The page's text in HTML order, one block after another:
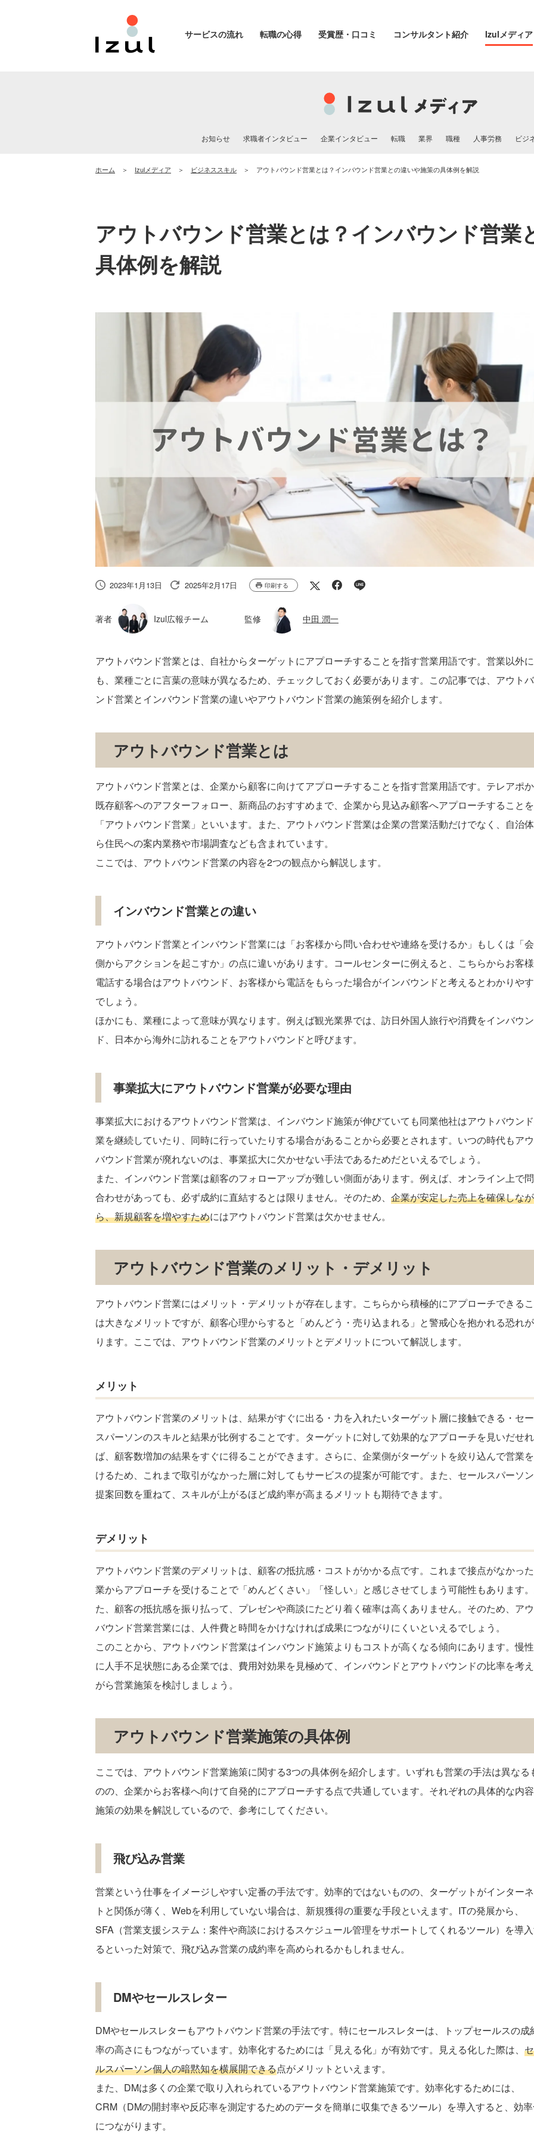
サービスの流れ 転職の心得 受賞歴・口コミ コンサルタント紹介 Izulメディア
お知らせ 求職者インタビュー 企業インタビュー 転職 業界 職種 人事労務 ビジ
ホーム Izulメディア ビジネススキル アウトバウンド営業とは？インバウンド営業との違いや施策の具体例を解説
アウトバウンド営業とは？インバウンド営業
具体例を解説
2023年1月13日 2025年2月17日 印刷する
著者 Izul広報チーム 監修 中田 潤一
アウトバウンド営業とは、自社からターゲットにアプローチすることを指す営業用語です。営業以外に
も、業種ごとに言葉の意味が異なるため、チェックしておく必要があります。この記事では、アウト
ンド営業とインバウンド営業の違いやアウトバウンド営業の施策例を紹介します。
アウトバウンド営業とは
アウトバウンド営業とは、企業から顧客に向けてアプローチすることを指す営業用語です。テレアポ
既存顧客へのアフターフォロー、新商品のおすすめまで、企業から見込み顧客へアプローチすることを
「アウトバウンド営業」といいます。また、アウトバウンド営業は企業の営業活動だけでなく、自治
ら住民への案内業務や市場調査なども含まれています。
ここでは、アウトバウンド営業の内容を2つの観点から解説します。
インバウンド営業との違い
アウトバウンド営業とインバウンド営業には「お客様から問い合わせや連絡を受けるか」もしくは「
側からアクションを起こすか」の点に違いがあります。コールセンターに例えると、こちらからお客
電話する場合はアウトバウンド、お客様から電話をもらった場合がインバウンドと考えるとわかりや
でしょう。
ほかにも、業種によって意味が異なります。例えば観光業界では、訪日外国人旅行や消費をインバウン
ド、日本から海外に訪れることをアウトバウンドと呼びます。
事業拡大にアウトバウンド営業が必要な理由
事業拡大におけるアウトバウンド営業は、インバウンド施策が伸びていても同業他社はアウトバウン
業を継続していたり、同時に行っていたりする場合があることから必要とされます。いつの時代もア
バウンド営業が廃れないのは、事業拡大に欠かせない手法であるためだといえるでしょう。
また、インバウンド営業は顧客のフォローアップが難しい側面があります。例えば、オンライン上で
合わせがあっても、必ず成約に直結するとは限りません。そのため、 企業が安定した売上を確保しなが
ら、新規顧客を増やすためにはアウトバウンド営業は欠かせません。
アウトバウンド営業のメリット・デメリット
アウトバウンド営業にはメリット・デメリットが存在します。こちらから積極的にアプローチできる
は大きなメリットですが、顧客心理からすると「めんどう・売り込まれる」と警戒心を抱かれる恐れ
ります。ここでは、アウトバウンド営業のメリットとデメリットについて解説します。
メリット
アウトバウンド営業のメリットは、結果がすぐに出る・力を入れたいターゲット層に接触できる・セ
スパーソンのスキルと結果が比例することです。ターゲットに対して効果的なアプローチを見いだせれ
ば、顧客数増加の結果をすぐに得ることができます。さらに、企業側がターゲットを絞り込んで営業
けるため、これまで取引がなかった層に対してもサービスの提案が可能です。また、セールスパーソ
提案回数を重ねて、スキルが上がるほど成約率が高まるメリットも期待できます。
デメリット
アウトバウンド営業のデメリットは、顧客の抵抗感・コストがかかる点です。これまで接点がなかっ
業からアプローチを受けることで「めんどくさい」「怪しい」と感じさせてしまう可能性もあります
た、顧客の抵抗感を振り払って、プレゼンや商談にたどり着く確率は高くありません。そのため、ア
バウンド営業営業には、人件費と時間をかけなければ成果につながりにくいといえるでしょう。
このことから、アウトバウンド営業はインバウンド施策よりもコストが高くなる傾向にあります。慢
に人手不足状態にある企業では、費用対効果を見極めて、インバウンドとアウトバウンドの比率を考
がら営業施策を検討しましょう。
アウトバウンド営業施策の具体例
ここでは、アウトバウンド営業施策に関する3つの具体例を紹介します。いずれも営業の手法は異なる
のの、企業からお客様へ向けて自発的にアプローチする点で共通しています。それぞれの具体的な内
施策の効果を解説しているので、参考にしてください。
飛び込み営業
営業という仕事をイメージしやすい定番の手法です。効率的ではないものの、ターゲットがインター
トと関係が薄く、Webを利用していない場合は、新規獲得の重要な手段といえます。ITの発展から、
SFA（営業支援システム：案件や商談におけるスケジュール管理をサポートしてくれるツール）を導
るといった対策で、飛び込み営業の成約率を高められるかもしれません。
DMやセールスレター
DMやセールスレターもアウトバウンド営業の手法です。特にセールスレターは、トップセールスの成
率の高さにもつながっています。効率化するためには「見える化」が有効です。見える化した際は、
ルスパーソン個人の暗黙知を横展開できる点がメリットといえます。
また、DMは多くの企業で取り入れられているアウトバウンド営業施策です。効率化するためには、
CRM（DMの開封率や反応率を測定するためのデータを簡単に収集できるツール）を導入すると、効
につながります。